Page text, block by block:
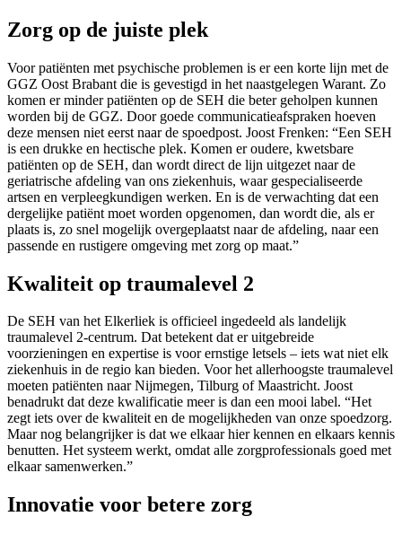
Zorg op de juiste plek
Voor patiënten met psychische problemen is er een korte lijn met de
GGZ Oost Brabant die is gevestigd in het naastgelegen Warant. Zo
komen er minder patiënten op de SEH die beter geholpen kunnen
worden bij de GGZ. Door goede communicatieafspraken hoeven
deze mensen niet eerst naar de spoedpost. Joost Frenken: “Een SEH
is een drukke en hectische plek. Komen er oudere, kwetsbare
patiënten op de SEH, dan wordt direct de lijn uitgezet naar de
geriatrische afdeling van ons ziekenhuis, waar gespecialiseerde
artsen en verpleegkundigen werken. En is de verwachting dat een
dergelijke patiënt moet worden opgenomen, dan wordt die, als er
plaats is, zo snel mogelijk overgeplaatst naar de afdeling, naar een
passende en rustigere omgeving met zorg op maat.”
Kwaliteit op traumalevel 2
De SEH van het Elkerliek is officieel ingedeeld als landelijk
traumalevel 2-centrum. Dat betekent dat er uitgebreide
voorzieningen en expertise is voor ernstige letsels – iets wat niet elk
ziekenhuis in de regio kan bieden. Voor het allerhoogste traumalevel
moeten patiënten naar Nijmegen, Tilburg of Maastricht. Joost
benadrukt dat deze kwalificatie meer is dan een mooi label. “Het
zegt iets over de kwaliteit en de mogelijkheden van onze spoedzorg.
Maar nog belangrijker is dat we elkaar hier kennen en elkaars kennis
benutten. Het systeem werkt, omdat alle zorgprofessionals goed met
elkaar samenwerken.”
Innovatie voor betere zorg